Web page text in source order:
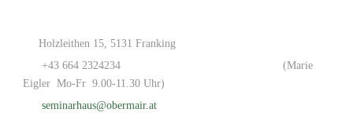
Holzleithen 15, 5131 Franking
+43 664 2324234
(Marie
Eigler Mo-Fr 9.00-11.30 Uhr)
seminarhaus@obermair.at